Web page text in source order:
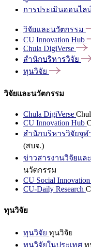
การประเมินออนไล
วิจัยและนวัตกรรม
CU Innovation Hub
Chula DigiVerse
สำนักบริหารวิจัย
ทุนวิจัย
วิจัยและนวัตกรรม
Chula DigiVerse
CU Innovation Hub
สำนักบริหารวิจัยจุฬ
(สบจ.)
ข่าวสารงานวิจัยแล
นวัตกรรม
CU Social
CU-Daily Research
ทุนวิจัย
ทุนวิจัย ทุนวิจัย
ทุนวิจัยในประเทศ ทุ